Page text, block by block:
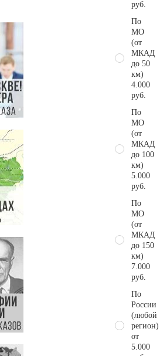
руб.
По
МО
(от
МКАД
до 50
км)
4.000
руб.
По
МО
(от
МКАД
до 100
км)
5.000
руб.
По
МО
(от
МКАД
до 150
км)
7.000
руб.
По
России
(любой
регион)
от
5.000